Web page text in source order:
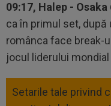
09:17, Halep - Osaka
ca în primul set,
românca face break-
jocul liderului
Setarile tale privind